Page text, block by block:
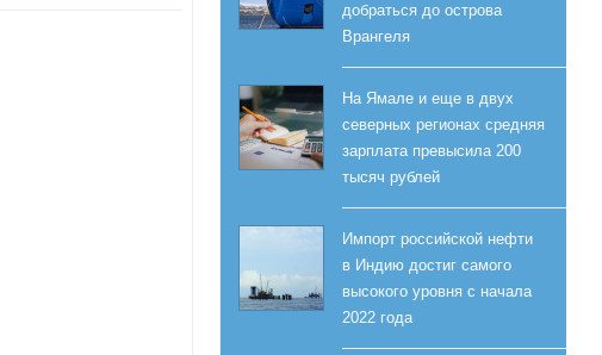
добраться до острова
Врангеля
На Ямале и еще в двух
северных регионах средняя
зарплата превысила 200
тысяч рублей
Импорт российской нефти
в Индию достиг самого
высокого уровня с начала
2022 года